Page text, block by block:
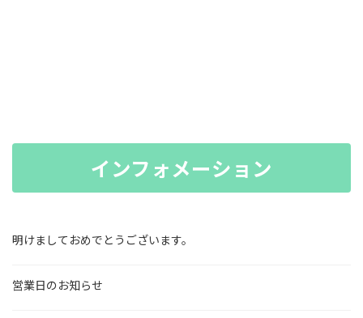
インフォメーション
明けましておめでとうございます。
営業日のお知らせ